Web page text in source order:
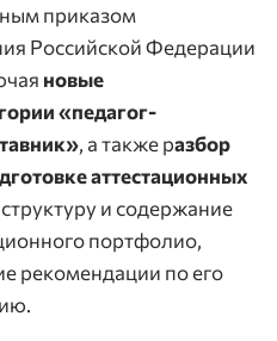
приказом
Российской Федерации
новые
«педагог-
, а также разбор
аттестационных
и содержание
портфолио,
рекомендации по его